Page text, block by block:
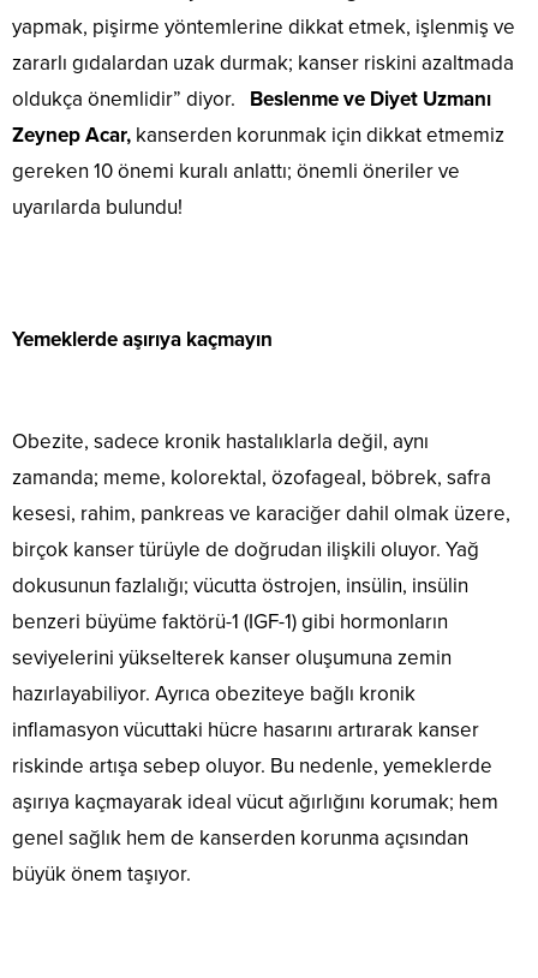
yapmak, pişirme yöntemlerine dikkat etmek, işlenmiş ve
zararlı gıdalardan uzak durmak; kanser riskini azaltmada
oldukça önemlidir” diyor. Beslenme ve Diyet Uzmanı
Zeynep Acar, kanserden korunmak için dikkat etmemiz
gereken 10 önemi kuralı anlattı; önemli öneriler ve
uyarılarda bulundu!
Yemeklerde aşırıya kaçmayın
Obezite, sadece kronik hastalıklarla değil, aynı
zamanda; meme, kolorektal, özofageal, böbrek, safra
kesesi, rahim, pankreas ve karaciğer dahil olmak üzere,
birçok kanser türüyle de doğrudan ilişkili oluyor. Yağ
dokusunun fazlalığı; vücutta östrojen, insülin, insülin
benzeri büyüme faktörü-1 (IGF-1) gibi hormonların
seviyelerini yükselterek kanser oluşumuna zemin
hazırlayabiliyor. Ayrıca obeziteye bağlı kronik
inflamasyon vücuttaki hücre hasarını artırarak kanser
riskinde artışa sebep oluyor. Bu nedenle, yemeklerde
aşırıya kaçmayarak ideal vücut ağırlığını korumak; hem
genel sağlık hem de kanserden korunma açısından
büyük önem taşıyor.